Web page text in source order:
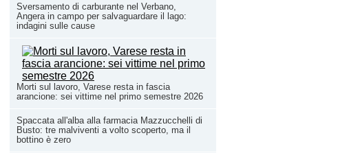
Sversamento di carburante nel Verbano,
Angera in campo per salvaguardare il lago:
indagini sulle cause
Morti sul lavoro, Varese resta in fascia
arancione: sei vittime nel primo semestre 2026
Spaccata all'alba alla farmacia Mazzucchelli di
Busto: tre malviventi a volto scoperto, ma il
bottino è zero